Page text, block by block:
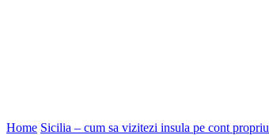
Home Sicilia – cum sa vizitezi insula pe cont propriu